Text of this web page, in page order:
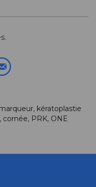
, kératoplastie
, cornée, PRK, ONE